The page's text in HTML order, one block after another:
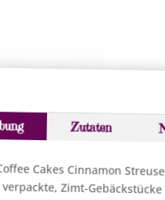
Zutaten
Cakes Cinnamon
Zimt-